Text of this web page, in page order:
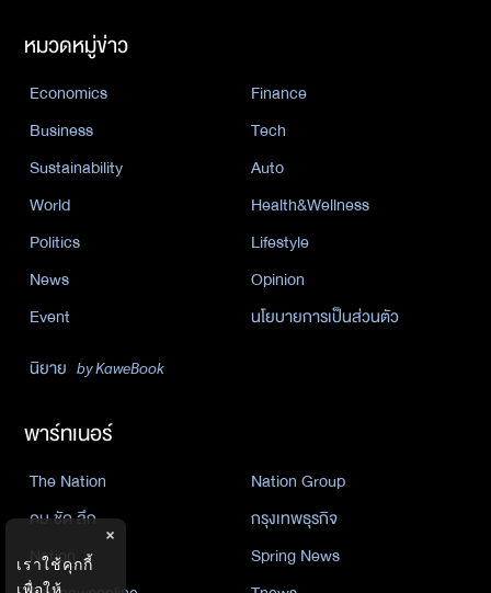
หมวดหมู่ข่าว
Economics
Finance
Business
Tech
Sustainability
Auto
World
Health&Wellness
Politics
Lifestyle
News
Opinion
Event
นโยบายการเป็นส่วนตัว
นิยาย by KaweBook
พาร์ทเนอร์
The Nation
Nation Group
คม ชัด ลึก
กรุงเทพธุรกิจ
Nation
Spring News
×
เราใช้คุกกี้